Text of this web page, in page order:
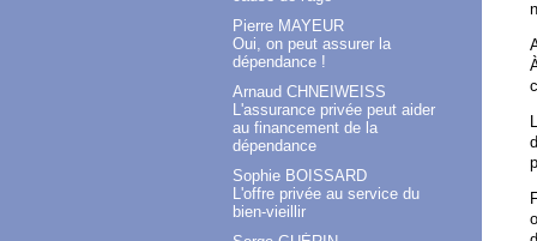
Pierre MAYEUR
Oui, on peut assurer la
dépendance !
Arnaud CHNEIWEISS
L'assurance privée peut aider
au financement de la
dépendance
Sophie BOISSARD
L'offre privée au service du
bien-vieillir